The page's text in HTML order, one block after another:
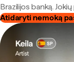
Brazilijos banką.
Atidaryti nemoką